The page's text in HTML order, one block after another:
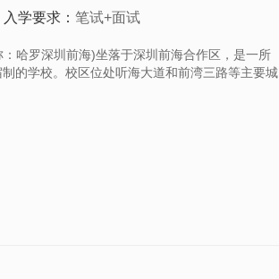
入学要求：笔试+面试
哈罗深圳前海)坐落于深圳前海合作区，是一所
的学校。校区位处听海大道和前湾三路等主要城